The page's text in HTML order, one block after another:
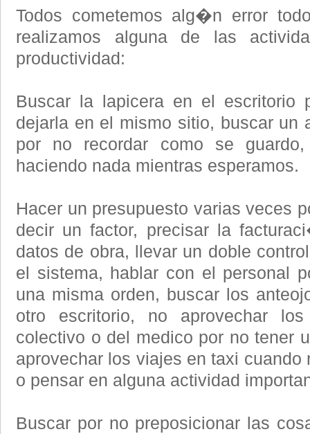
Todos cometemos alg�n error
realizamos alguna de las
productividad:
Buscar la lapicera en el escritorio
dejarla en el mismo sitio, buscar un
por no recordar como se
haciendo nada mientras esperamos.
Hacer un presupuesto varias veces
decir un factor, precisar la
datos de obra, llevar un doble
el sistema, hablar con el personal
una misma orden, buscar los
otro escritorio, no aprovechar
colectivo o del medico por no tener
aprovechar los viajes en taxi cuando
o pensar en alguna actividad
Buscar por no preposicionar las